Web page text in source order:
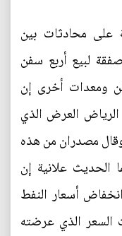
على محادثات بين
لبيع أربع سفن
ومعدات أخرى إن
العرض الذي
وقال مصدران من هذه
الحديث علانية إن
أسعار النفط
- رفضت السعر الذي عرضته